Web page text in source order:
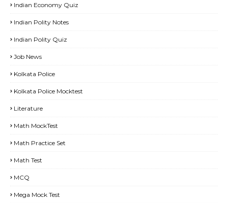
Indian Economy Quiz
Indian Polity Notes
Indian Polity Quiz
Job News
Kolkata Police
Kolkata Police Mocktest
Literature
Math MockTest
Math Practice Set
Math Test
MCQ
Mega Mock Test